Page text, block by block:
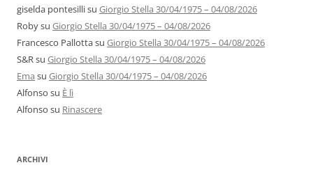
giselda pontesillisu Giorgio Stella 30/04/1975 – 04/08/2026
Robysu Giorgio Stella 30/04/1975 – 04/08/2026
Francesco Pallottasu Giorgio Stella 30/04/1975 – 04/08/2026
S&Rsu Giorgio Stella 30/04/1975 – 04/08/2026
Ema su Giorgio Stella 30/04/1975 – 04/08/2026
Alfonso su È lì
Alfonso su Rinascere
ARCHIVI